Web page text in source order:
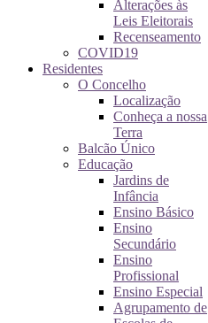
Alterações às
Leis Eleitorais
Recenseamento
COVID19
Residentes
O Concelho
Localização
Conheça a nossa
Terra
Balcão Único
Educação
Jardins de
Infância
Ensino Básico
Ensino
Secundário
Ensino
Profissional
Ensino Especial
Agrupamento de